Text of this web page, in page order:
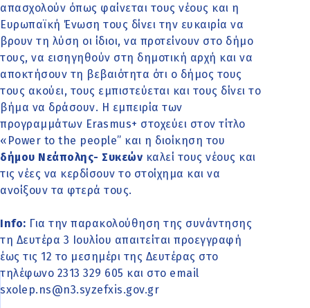
απασχολούν όπως φαίνεται τους νέους και η
Ευρωπαϊκή Ένωση τους δίνει την ευκαιρία να
βρουν τη λύση οι ίδιοι, να προτείνουν στο δήμο
τους, να εισηγηθούν στη δημοτική αρχή και να
αποκτήσουν τη βεβαιότητα ότι ο δήμος τους
τους ακούει, τους εμπιστεύεται και τους δίνει το
βήμα να δράσουν. Η εμπειρία των
προγραμμάτων Erasmus+ στοχεύει στον τίτλο
«Power to the people” και η διοίκηση του
δήμου Νεάπολης- Συκεών καλεί τους νέους και
τις νέες να κερδίσουν το στοίχημα και να
ανοίξουν τα φτερά τους.
Info: Για την παρακολούθηση της συνάντησης
τη Δευτέρα 3 Ιουλίου απαιτείται προεγγραφή
έως τις 12 το μεσημέρι της Δευτέρας στο
τηλέφωνο 2313 329 605 και στο email
sxolep.ns@n3.syzefxis.gov.gr